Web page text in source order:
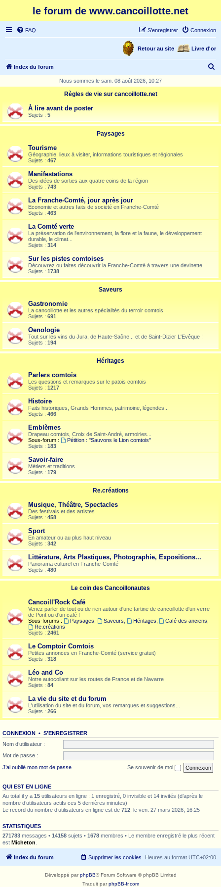
le forum de www.cancoillotte.net
FAQ Connexion
S’enregistrer
Livre d'or
Retour au site
Index du forum
r
Nous sommes le sam. 08 août 2026, 10:27
Règles de vie sur cancoillotte.net
À lire avant de poster
Sujets : 5
Paysages
Tourisme
Géographie, lieux à visiter, informations touristiques et régionales
Sujets : 467
Manifestations
Des idées de sorties aux quatre coins de la région
Sujets : 743
La Franche-Comté, jour après jour
Economie et autres faits de société en Franche-Comté
Sujets : 463
La Comté verte
La préservation de l'environnement, la flore et la faune, le développement
durable, le climat...
Sujets : 314
Sur les pistes comtoises
Découvrez ou faites découvrir la Franche-Comté à travers une devinette
Sujets : 1738
Saveurs
Gastronomie
La cancoillotte et les autres spécialités du terroir comtois
Sujets : 691
Oenologie
Tout sur les vins du Jura, de Haute-Saône... et de Saint-Dizier L'Evêque !
Sujets : 194
Héritages
Parlers comtois
Les questions et remarques sur le patois comtois
Sujets : 1217
Histoire
Faits historiques, Grands Hommes, patrimoine, légendes...
Sujets : 466
Emblèmes
Drapeau comtois, Croix de Saint-André, armoiries...
Sous-forum :
Pétition : "Sauvons le Lion comtois"
Sujets : 183
Savoir-faire
Métiers et traditions
Sujets : 179
Re.créations
Musique, Théâtre, Spectacles
Des festivals et des artistes
Sujets : 458
Sport
En amateur ou au plus haut niveau
Sujets : 342
Littérature, Arts Plastiques, Photographie, Expositions...
Panorama culturel en Franche-Comté
Sujets : 480
Le coin des Cancoillonautes
Cancoill'Rock Café
Venez parler de tout ou de rien autour d'une tartine de cancoillotte d'un verre
de Pont ou d'un café !
Sous-forums :
Paysages Saveurs Héritages Café des anciens
Re.créations
Sujets : 2461
Le Comptoir Comtois
Petites annonces en Franche-Comté (service gratuit)
Sujets : 318
Léo and Co
Notre autocollant sur les routes de France et de Navarre
Sujets : 84
La vie du site et du forum
L'utilisation du site et du forum, vos remarques et suggestions...
Sujets : 266
CONNEXION • S’ENREGISTRER
Nom d’utilisateur :
Mot de passe :
J’ai oublié mon mot de passe
Se souvenir de moi
QUI EST EN LIGNE
Au total il y a 15 utilisateurs en ligne : 1 enregistré, 0 invisible et 14 invités (d’après le
nombre d’utilisateurs actifs ces 5 dernières minutes)
Le record du nombre d’utilisateurs en ligne est de 712 , le ven. 27 mars 2026, 16:25
STATISTIQUES
271783 messages • 14158 sujets • 1678 membres • Le membre enregistré le plus récent
est Micheton
Index du forum Heures au format UTC+02:00
Supprimer les cookies
Développé parphpBB® Forum Software © phpBB Limited
Traduit parphpBB-fr.com